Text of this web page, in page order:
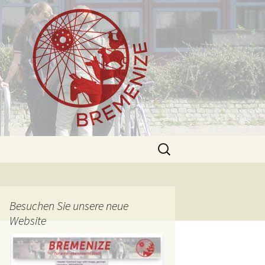
Suchen
nach:
Besuchen Sie unsere neue
Website